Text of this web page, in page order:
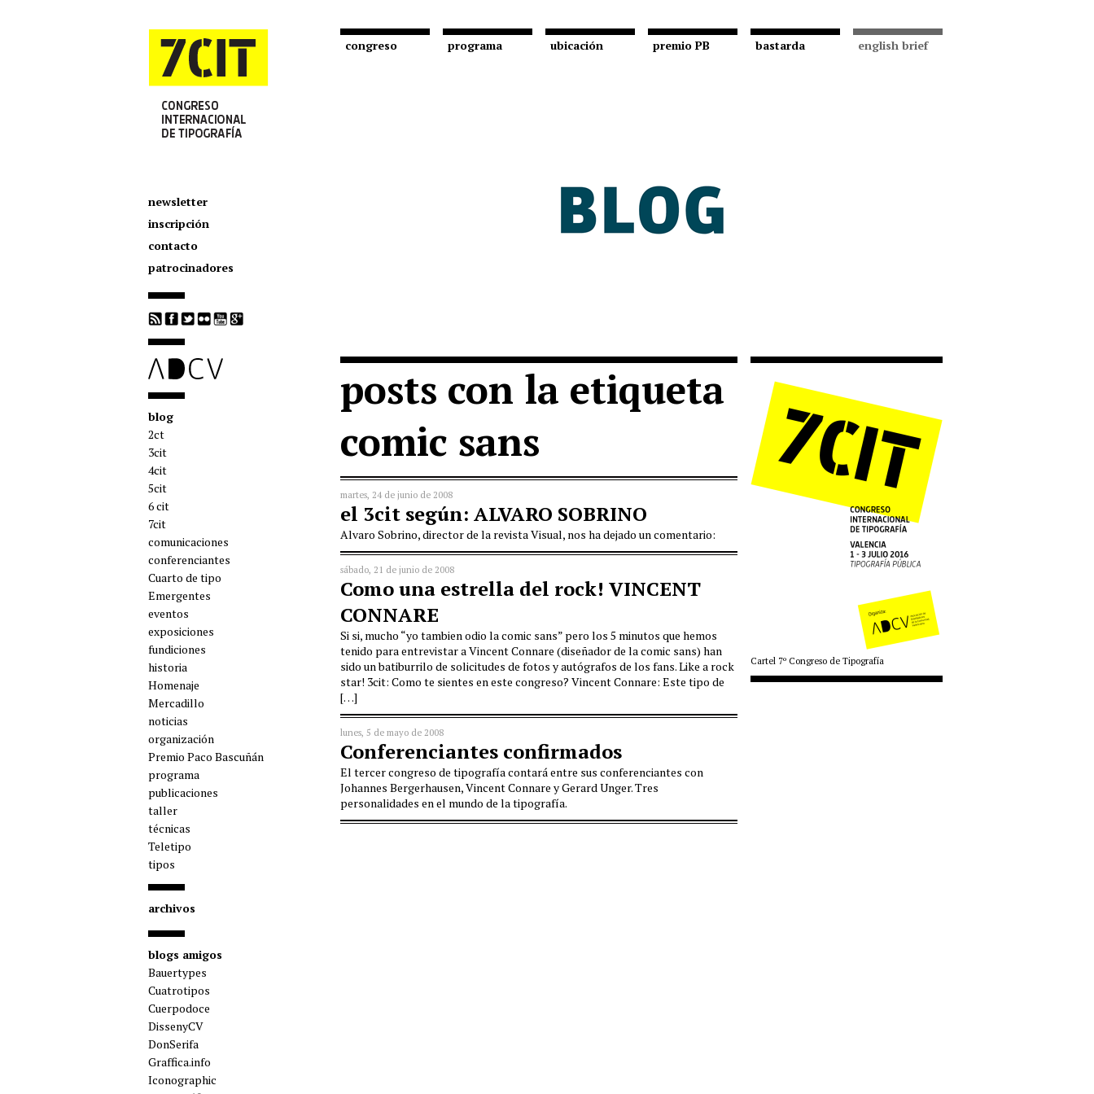
newsletter
inscripción
contacto
patrocinadores
blog
2ct
3cit
4cit
5cit
6 cit
7cit
comunicaciones
conferenciantes
Cuarto de tipo
Emergentes
eventos
exposiciones
fundiciones
historia
Homenaje
Mercadillo
noticias
organización
Premio Paco Bascuñán
programa
publicaciones
taller
técnicas
Teletipo
tipos
archivos
blogs amigos
Bauertypes
Cuatrotipos
Cuerpodoce
DissenyCV
DonSerifa
Graffica.info
Iconographic
congreso programa ubicación premio PB bastarda english brief
posts con la etiqueta
comic sans
martes, 24 de junio de 2008
el 3cit según: ALVARO SOBRINO
Alvaro Sobrino, director de la revista Visual, nos ha dejado un comentario:
sábado, 21 de junio de 2008
Como una estrella del rock! VINCENT
CONNARE
Si si, mucho “yo tambien odio la comic sans” pero los 5 minutos que hemos
tenido para entrevistar a Vincent Connare (diseñador de la comic sans) han
sido un batiburrilo de solicitudes de fotos y autógrafos de los fans. Like a rock
star! 3cit: Como te sientes en este congreso? Vincent Connare: Este tipo de
[…]
lunes, 5 de mayo de 2008
Conferenciantes confirmados
El tercer congreso de tipografía contará entre sus conferenciantes con
Johannes Bergerhausen, Vincent Connare y Gerard Unger. Tres
personalidades en el mundo de la tipografía.
Cartel 7º Congreso de Tipografía